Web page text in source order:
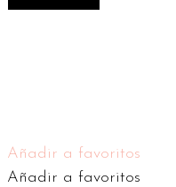
Añadir a favoritos
Añadir a favoritos